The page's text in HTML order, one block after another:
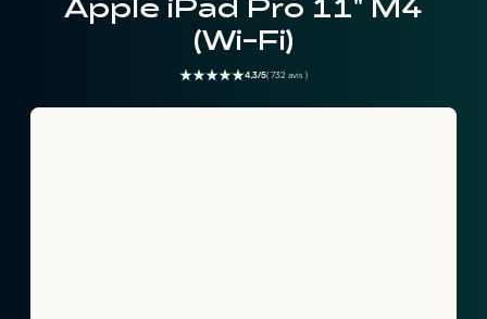
Apple iPad Pro 11" M4
(Wi-Fi)
4,3/5( 732 avis )